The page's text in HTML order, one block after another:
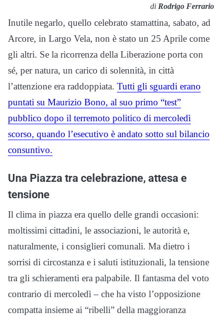
di Rodrigo Ferrario
Inutile negarlo, quello celebrato stamattina, sabato, ad
Arcore, in Largo Vela, non è stato un 25 Aprile come
gli altri. Se la ricorrenza della Liberazione porta con
sé, per natura, un carico di solennità, in città
l’attenzione era raddoppiata. Tutti gli sguardi erano
puntati su Maurizio Bono, al suo primo “test”
pubblico dopo il terremoto politico di mercoledì
scorso, quando l’esecutivo è andato sotto sul bilancio
consuntivo.
Una Piazza tra celebrazione, attesa e
tensione
Il clima in piazza era quello delle grandi occasioni:
moltissimi cittadini, le associazioni, le autorità e,
naturalmente, i consiglieri comunali. Ma dietro i
sorrisi di circostanza e i saluti istituzionali, la tensione
tra gli schieramenti era palpabile. Il fantasma del voto
contrario di mercoledì – che ha visto l’opposizione
compatta insieme ai “ribelli” della maggioranza